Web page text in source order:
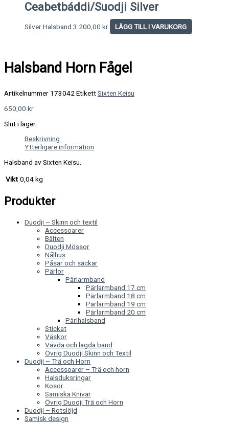
Ceabetbáddi/Suodji Silver
Silver Halsband 3.200,00 kr LÄGG TILL I VARUKORG
Halsband Horn Fågel
Artikelnummer 173042EtikettSixten Keisu
650,00 kr
Slut i lager
Beskrivning
Ytterligare information
Halsband av Sixten Keisu.
Vikt 0,04 kg
Produkter
Duodji – Skinn och textil
Accessoarer
Bälten
Duodji Mössor
Nålhus
Påsar och säckar
Pärlor
Pärlarmband
Pärlarmband 17 cm
Pärlarmband 18 cm
Pärlarmband 19 cm
Pärlarmband 20 cm
Pärlhalsband
Stickat
Väskor
Vävda och lagda band
Övrig Duodji Skinn och Textil
Duodji – Trä och Horn
Accessoarer – Trä och horn
Halsduksringar
Kosor
Samiska Knivar
Övrig Duodji Trä och Horn
Duodji – Rotslöjd
Samisk design